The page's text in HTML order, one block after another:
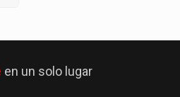
en un solo lugar